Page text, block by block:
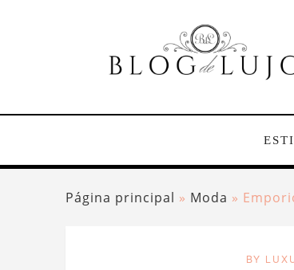
Página principal » Moda »
BY